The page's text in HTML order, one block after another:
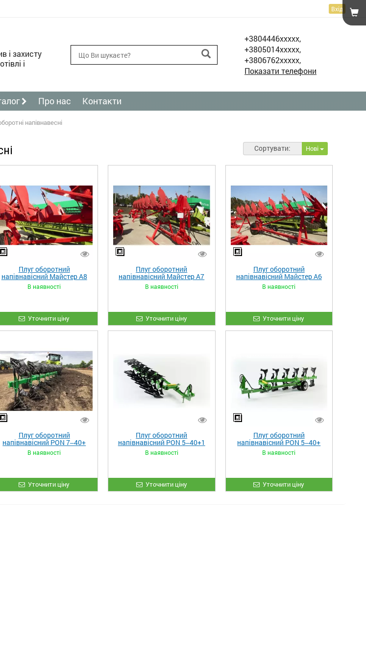
Вхід
і захисту
і
+3804446xxxxx,
+3805014xxxxx,
+3806762xxxxx,
Показати телефони
Про нас Контакти
напівнавесні
Сортувати: Нові
Плуг оборотний
напівнавісний Майстер А8
В наявності
Уточнити ціну
Плуг оборотний
напівнавісний Майстер А7
В наявності
Уточнити ціну
Плуг оборотний
напівнавісний Майстер А6
В наявності
Уточнити ціну
Плуг оборотний
напівнавісний PON 7‒40+
В наявності
Уточнити ціну
Плуг оборотний
напівнавісний PON 5‒40+1
В наявності
Уточнити ціну
Плуг оборотний
напівнавісний PON 5‒40+
В наявності
Уточнити ціну